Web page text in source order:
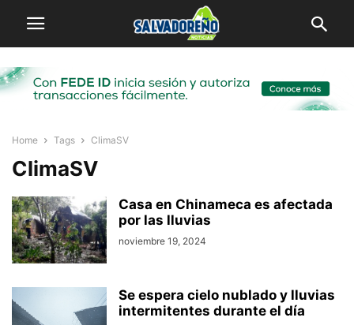
Home Tags ClimaSV
ClimaSV
Casa en Chinameca es afectada
por las lluvias
noviembre 19, 2024
Se espera cielo nublado y lluvias
intermitentes durante el día